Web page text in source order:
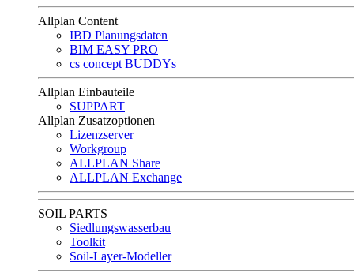
Allplan Content
IBD Planungsdaten
BIM EASY PRO
cs concept BUDDYs
Allplan Einbauteile
SUPPART
Allplan Zusatzoptionen
Lizenzserver
Workgroup
ALLPLAN Share
ALLPLAN Exchange
SOIL PARTS
Siedlungswasserbau
Toolkit
Soil-Layer-Modeller